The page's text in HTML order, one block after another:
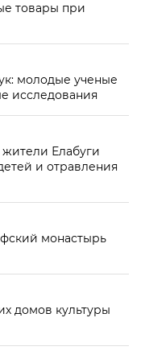
товары при
молодые ученые
исследования
Елабуги
и отравления
монастырь
домов культуры